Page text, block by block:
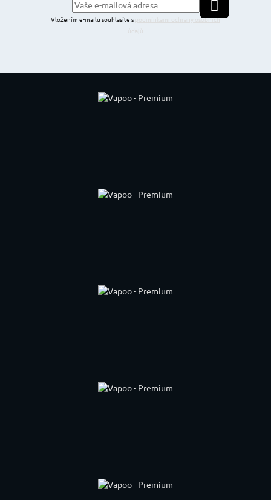
Vložením e-mailu souhlasíte s
podmínkami ochrany osobních